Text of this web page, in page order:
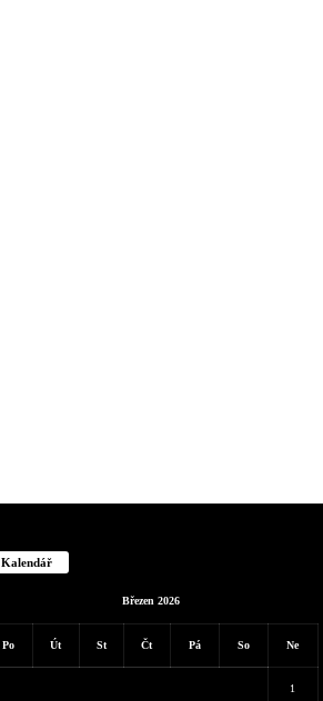
Kalendář
Březen 2026
Po Út St Čt Pá So Ne
1